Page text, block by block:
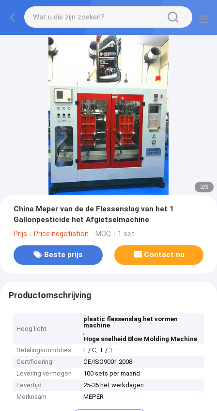
2/3
China Meper van de de Flessenslag van het 1
Gallonpesticide het Afgietselmachine
Prijs：Price negotiation MOQ：1 set
Beste prijs Contact nu
Productomschrijving
Hoog licht
plastic flessenslag het vormen
machine
,
Hoge snelheid Blow Molding Machine
Betalingscondities
L / C, T / T
Certificering
CE/ISO9001:2008
Levering vermogen
100 sets per maand
Levertijd
25-35 het werkdagen
Merknaam
MEPER